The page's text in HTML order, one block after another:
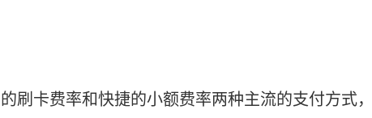
刷卡费率和快捷的小额费率两种主流的支付方式